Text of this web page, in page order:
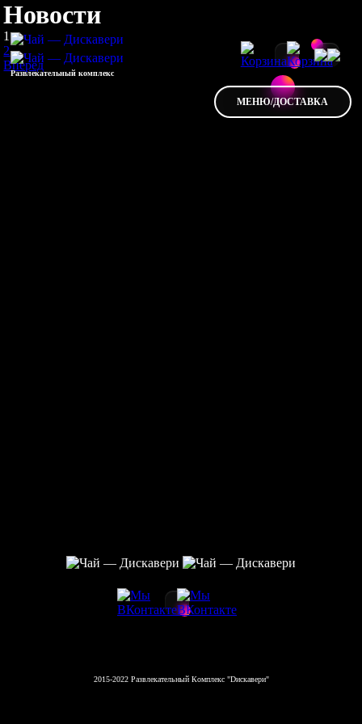
Развлекательный комплекс
МЕНЮ/ДОСТАВКА
Новости
1
2
Вперед
2015-2022 Развлекательный Комплекс "Dискавери"